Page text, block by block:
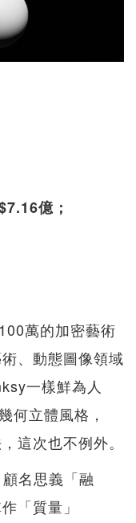
億；
萬的加密藝術
、動態圖像領域
一樣鮮為人
何立體風格，
這次也不例外。
名思義「融
「質量」